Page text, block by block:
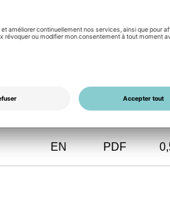
EN PDF
EN PDF